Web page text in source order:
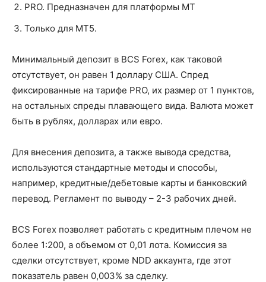
PRO. Предназначен для платформы MT
Только для MT5.
Минимальный депозит в BCS Forex, как таковой
отсутствует, он равен 1 доллару США. Спред
фиксированные на тарифе PRO, их размер от 1 пунктов,
на остальных спреды плавающего вида. Валюта может
быть в рублях, долларах или евро.
Для внесения депозита, а также вывода средства,
используются стандартные методы и способы,
например, кредитные/дебетовые карты и банковский
перевод. Регламент по выводу – 2-3 рабочих дней.
BCS Forex позволяет работать с кредитным плечом не
более 1:200, а объемом от 0,01 лота. Комиссия за
сделки отсутствует, кроме NDD аккаунта, где этот
показатель равен 0,003% за сделку.